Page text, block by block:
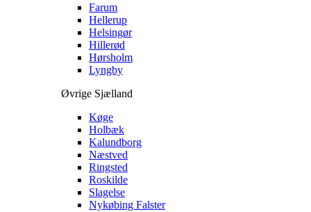
Farum
Hellerup
Helsingør
Hillerød
Hørsholm
Lyngby
Øvrige Sjælland
Køge
Holbæk
Kalundborg
Næstved
Ringsted
Roskilde
Slagelse
Nykøbing Falster